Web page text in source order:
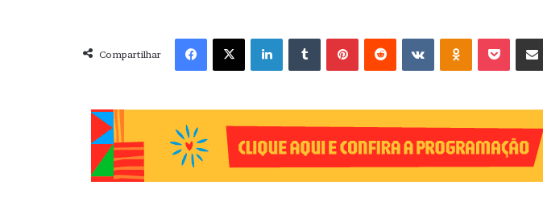
Compartilhar
Facebook X Linkedin VK OK